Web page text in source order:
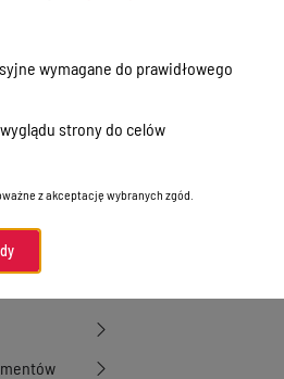
wymagane do prawidłowego
strony do celów
z akceptację wybranych zgód.